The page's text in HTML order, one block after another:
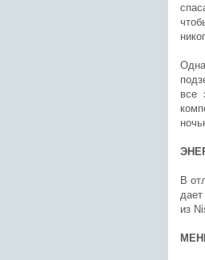
все
В
из